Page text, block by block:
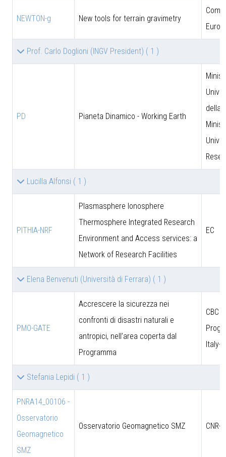
NEWTON-g New tools for terrain gravimetry
Prof. Carlo Doglioni (INGV President) ( 1 )
PD Pianeta Dinamico - Working Earth
della
Lucilla Alfonsi ( 1 )
PITHIA-NRF
Plasmasphere Ionosphere
Thermosphere Integrated Research
Environment and Access services: a
Network of Research Facilities
EC
Elena Benvenuti (Università di Ferrara) ( 1 )
PMO-GATE
Accrescere la sicurezza nei
confronti di disastri naturali e
antropici, nell’area coperta dal
Programma
CBC
Italy-
Stefania Lepidi ( 1 )
PNRA14_00106 -
Osservatorio
Geomagnetico
SMZ
Osservatorio Geomagnetico SMZ CNR-